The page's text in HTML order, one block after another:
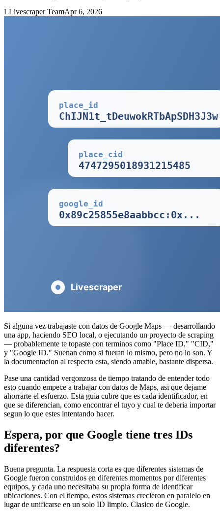
LLivescraper TeamApr 6, 2026
Si alguna vez trabajaste con datos de Google Maps — desarrollando
una app, haciendo SEO local, o ejecutando un proyecto de scraping
— probablemente te topaste con terminos como "Place ID," "CID,"
y "Google ID." Suenan como si fueran lo mismo, pero no lo son. Y
la documentacion al respecto esta, siendo amable, bastante dispersa.
Pase una cantidad vergonzosa de tiempo tratando de entender todo
esto cuando empece a trabajar con datos de Maps, asi que dejame
ahorrarte el esfuerzo. Esta guia cubre que es cada identificador, en
que se diferencian, como encontrar el tuyo y cual te deberia importar
segun lo que estes intentando hacer.
Espera, por que Google tiene tres IDs
diferentes?
Buena pregunta. La respuesta corta es que diferentes sistemas de
Google fueron construidos en diferentes momentos por diferentes
equipos, y cada uno necesitaba su propia forma de identificar
ubicaciones. Con el tiempo, estos sistemas crecieron en paralelo en
lugar de unificarse en un solo ID limpio. Clasico de Google.